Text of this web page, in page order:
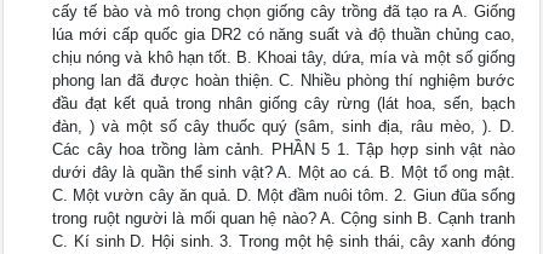
cấy tế bào và mô trong chọn giống cây trồng đã tạo ra A. Giống
lúa mới cấp quốc gia DR2 có năng suất và độ thuần chủng cao,
chịu nóng và khô hạn tốt. B. Khoai tây, dứa, mía và một số giống
phong lan đã được hoàn thiện. C. Nhiều phòng thí nghiệm bước
đầu đạt kết quả trong nhân giống cây rừng (lát hoa, sến, bạch
đàn, ) và một số cây thuốc quý (sâm, sinh địa, râu mèo, ). D.
Các cây hoa trồng làm cảnh. PHẦN 5 1. Tập hợp sinh vật nào
dưới đây là quần thể sinh vật? A. Một ao cá. B. Một tổ ong mật.
C. Một vườn cây ăn quả. D. Một đầm nuôi tôm. 2. Giun đũa sống
trong ruột người là mối quan hệ nào? A. Cộng sinh B. Cạnh tranh
C. Kí sinh D. Hội sinh. 3. Trong một hệ sinh thái, cây xanh đóng